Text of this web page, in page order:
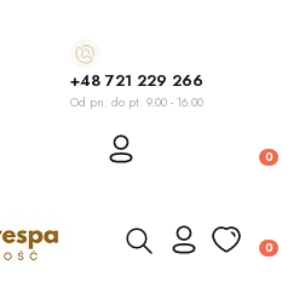
+48 721 229 266
Od pn. do pt. 9.00 - 16.00
wyszukiwarkę
Otwórz wyszukiwarkę